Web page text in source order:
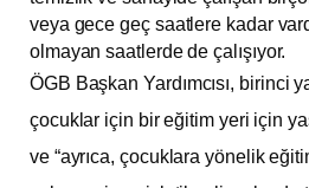
veya gece geç saatlere kadar
olmayan saatlerde de çalışıyor.
ÖGB Başkan Yardımcısı, birinci
çocuklar için bir eğitim yeri için
ve “ayrıca, çocuklara yönelik